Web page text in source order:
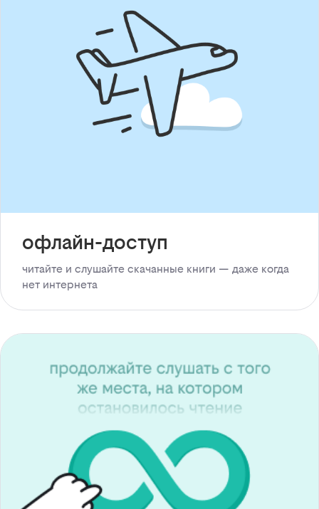
офлайн-доступ
читайте и слушайте скачанные книги — даже когда
нет интернета